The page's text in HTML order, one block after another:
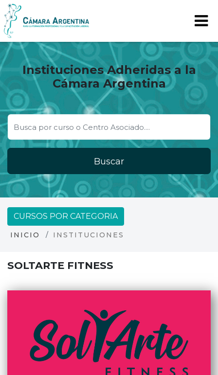
Instituciones Adheridas a la
Cámara Argentina
Buscar
CURSOS POR CATEGORIA
INICIO INSTITUCIONES
SOLTARTE FITNESS